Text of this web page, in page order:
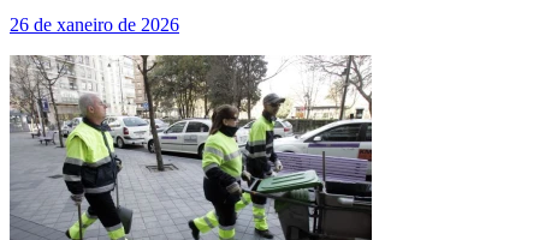
26 de xaneiro de 2026